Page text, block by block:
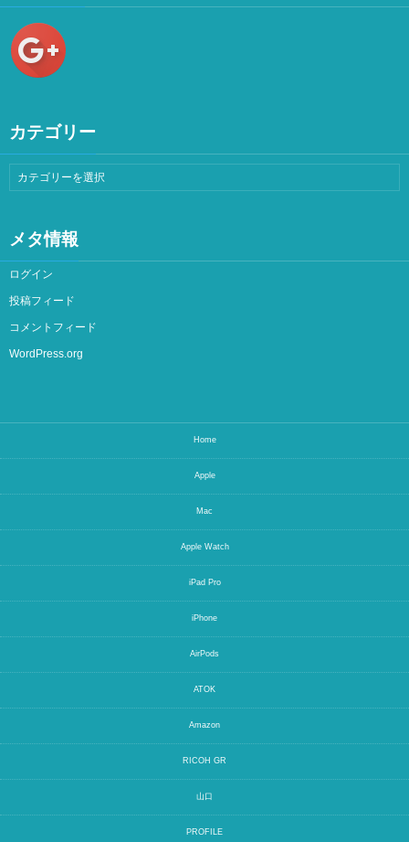
カテゴリー
メタ情報
ログイン
投稿フィード
コメントフィード
WordPress.org
Home
Apple
Mac
Apple Watch
iPad Pro
iPhone
AirPods
ATOK
Amazon
RICOH GR
山口
PROFILE